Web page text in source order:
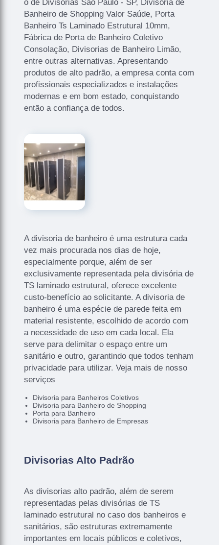
o de Divisórias São Paulo - SP, Divisoria de
Banheiro de Shopping Valor Saúde, Porta
Banheiro Ts Laminado Estrutural 10mm,
Fábrica de Porta de Banheiro Coletivo
Consolação, Divisorias de Banheiro Limão,
entre outras alternativas. Apresentando
produtos de alto padrão, a empresa conta com
profissionais especializados e instalações
modernas e em bom estado, conquistando
então a confiança de todos.
A divisoria de banheiro é uma estrutura cada
vez mais procurada nos dias de hoje,
especialmente porque, além de ser
exclusivamente representada pela divisória de
TS laminado estrutural, oferece excelente
custo-benefício ao solicitante. A divisoria de
banheiro é uma espécie de parede feita em
material resistente, escolhido de acordo com
a necessidade de uso em cada local. Ela
serve para delimitar o espaço entre um
sanitário e outro, garantindo que todos tenham
privacidade para utilizar. Veja mais de nosso
serviços
Divisoria para Banheiros Coletivos
Divisoria para Banheiro de Shopping
Porta para Banheiro
Divisoria para Banheiro de Empresas
Divisorias Alto Padrão
As divisorias alto padrão, além de serem
representadas pelas divisórias de TS
laminado estrutural no caso dos banheiros e
sanitários, são estruturas extremamente
importantes em locais públicos e coletivos,